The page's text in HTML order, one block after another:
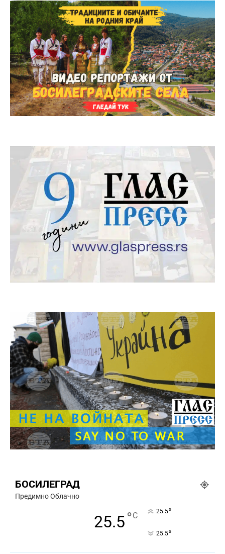
БОСИЛЕГРАД
Предимно Облачно
25.5°C 25.5°
25.5°